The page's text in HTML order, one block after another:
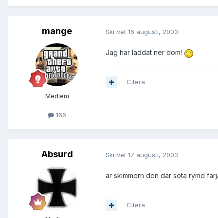
mange
Medlem
166
Skrivet 16 augusti, 2003
Jag har laddat ner dom!
Citera
Absurd Skrivet 17 augusti, 2003
är skimmern den där söta rymd
Citera